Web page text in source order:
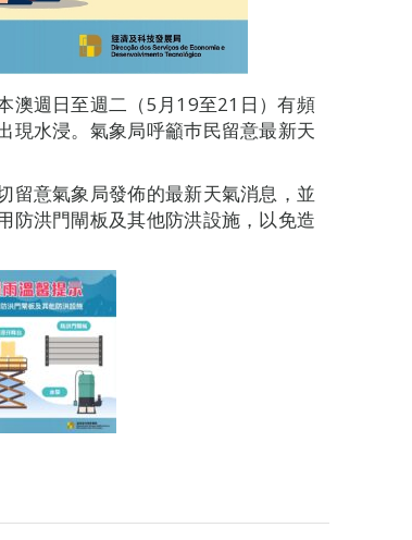
澳週日至週二（5月19至21日）有頻
現水浸。氣象局呼籲巿民留意最新天
留意氣象局發佈的最新天氣消息，並
防洪門閘板及其他防洪設施，以免造